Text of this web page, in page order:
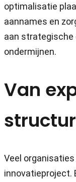
optimalisatie
aannames en
aan strategische
ondermijnen.
Van
Veel
innovatieproject.